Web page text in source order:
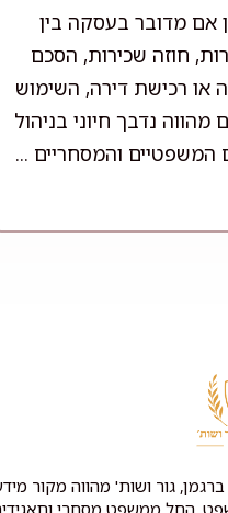
אם מדובר בעסקה בין
חוזה שכירות, הסכם
או רכישת דירה, השימוש
מהווה נדבך חיוני בניהול
המשפטיים והמסחריים ...
גור ושות' מהווה מקור
החל ממשפט מסחרי ותאגידים,